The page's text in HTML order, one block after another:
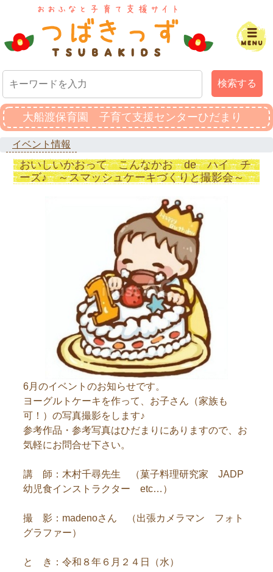
検索する
大船渡保育園 子育て支援センターひだまり
イベント情報
おいしいかおって こんなかお de ハイ チ
ーズ♪ ～スマッシュケーキづくりと撮影会～
6月のイベントのお知らせです。
ヨーグルトケーキを作って、お子さん（家族も
可！）の写真撮影をします♪
参考作品・参考写真はひだまりにありますので、お
気軽にお問合せ下さい。
講 師：木村千尋先生 （菓子料理研究家 JADP
幼児食インストラクター etc…）
撮 影：madenoさん （出張カメラマン フォト
グラファー）
と き：令和８年６月２４日（水）